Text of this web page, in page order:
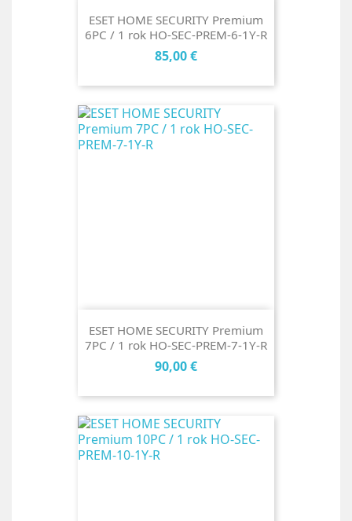
ESET HOME SECURITY Premium
6PC / 1 rok HO-SEC-PREM-6-1Y-R
Cena
85,00 €
ESET HOME SECURITY Premium
7PC / 1 rok HO-SEC-PREM-7-1Y-R
Cena
90,00 €